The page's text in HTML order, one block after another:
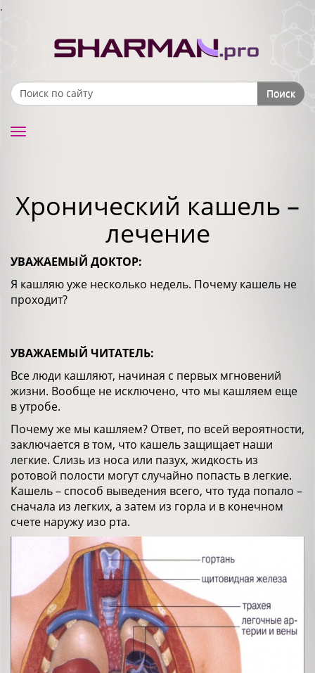
.
Search form Поиск
Toggle
Хронический кашель –
лечение
УВАЖАЕМЫЙ ДОКТОР:
Я кашляю уже несколько недель. Почему кашель не
проходит?
УВАЖАЕМЫЙ ЧИТАТЕЛЬ:
Все люди кашляют, начиная с первых мгновений
жизни. Вообще не исключено, что мы кашляем еще
в утробе.
Почему же мы кашляем? Ответ, по всей вероятности,
заключается в том, что кашель защищает наши
легкие. Слизь из носа или пазух, жидкость из
ротовой полости могут случайно попасть в легкие.
Кашель – способ выведения всего, что туда попало –
сначала из легких, а затем из горла и в конечном
счете наружу изо рта.